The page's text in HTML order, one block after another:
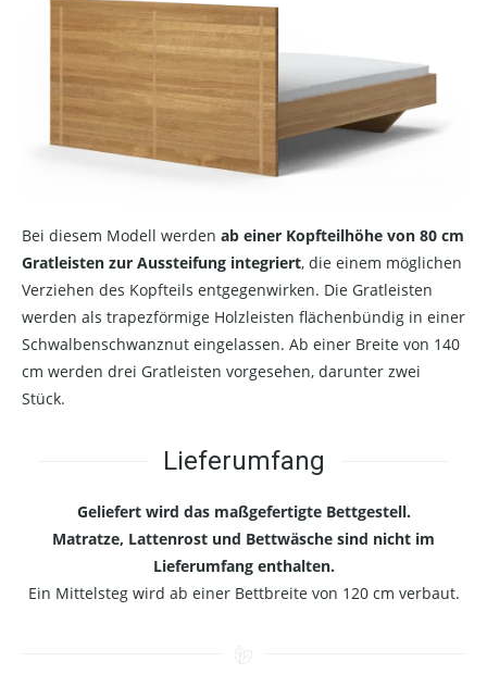
Bei diesem Modell werden ab einer Kopfteilhöhe von 80 cm
Gratleisten zur Aussteifung integriert, die einem möglichen
Verziehen des Kopfteils entgegenwirken. Die Gratleisten
werden als trapezförmige Holzleisten flächenbündig in einer
Schwalbenschwanznut eingelassen. Ab einer Breite von 140
cm werden drei Gratleisten vorgesehen, darunter zwei
Stück.
Lieferumfang
Geliefert wird das maßgefertigte Bettgestell.
Matratze, Lattenrost und Bettwäsche sind nicht im
Lieferumfang enthalten.
Ein Mittelsteg wird ab einer Bettbreite von 120 cm verbaut.